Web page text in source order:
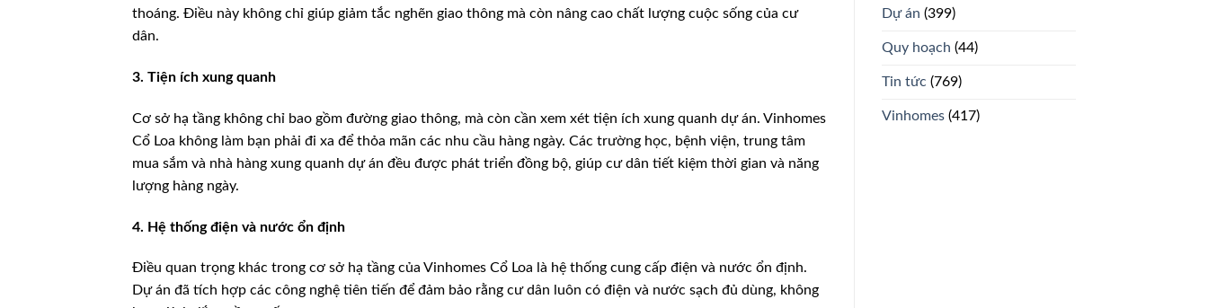
thoáng. Điều này không chỉ giúp giảm tắc nghẽn giao thông mà còn nâng cao chất lượng cuộc sống của cư
dân.
3. Tiện ích xung quanh
Cơ sở hạ tầng không chỉ bao gồm đường giao thông, mà còn cần xem xét tiện ích xung quanh dự án. Vinhomes
Cổ Loa không làm bạn phải đi xa để thỏa mãn các nhu cầu hàng ngày. Các trường học, bệnh viện, trung tâm
mua sắm và nhà hàng xung quanh dự án đều được phát triển đồng bộ, giúp cư dân tiết kiệm thời gian và năng
lượng hàng ngày.
4. Hệ thống điện và nước ổn định
Điều quan trọng khác trong cơ sở hạ tầng của Vinhomes Cổ Loa là hệ thống cung cấp điện và nước ổn định.
Dự án đã tích hợp các công nghệ tiên tiến để đảm bảo rằng cư dân luôn có điện và nước sạch đủ dùng, không
Dự án (399)
Quy hoạch (44)
Tin tức (769)
Vinhomes(417)